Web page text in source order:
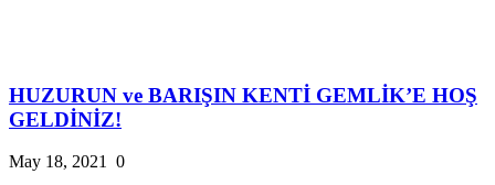
HUZURUN ve BARIŞIN KENTİ GEMLİK’E HOŞ
GELDİNİZ!
May 18, 2021 0